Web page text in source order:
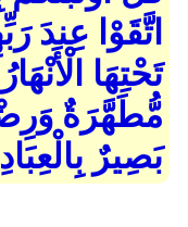
اتَّقَوْا عِندَ
تَحْتِهَا
مُّطَهَّرَةٌ
بَصِيرٌ بِالْعِبَادِ